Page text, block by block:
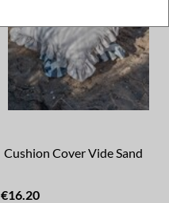
Cushion Cover Vide Sand
€16.20